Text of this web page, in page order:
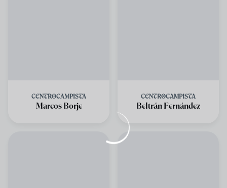
CENTROCAMPISTA
Marcos Borje
CENTROCAMPISTA
Beltrán Fernández